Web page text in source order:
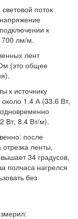
поток
к
700 лм/м.
лент
(это общее
к источнику
1.4 А (33.6 Вт,
Вт, 8.4 Вт/м).
после
ленты,
34 градусов,
полчаса нагрелся
без